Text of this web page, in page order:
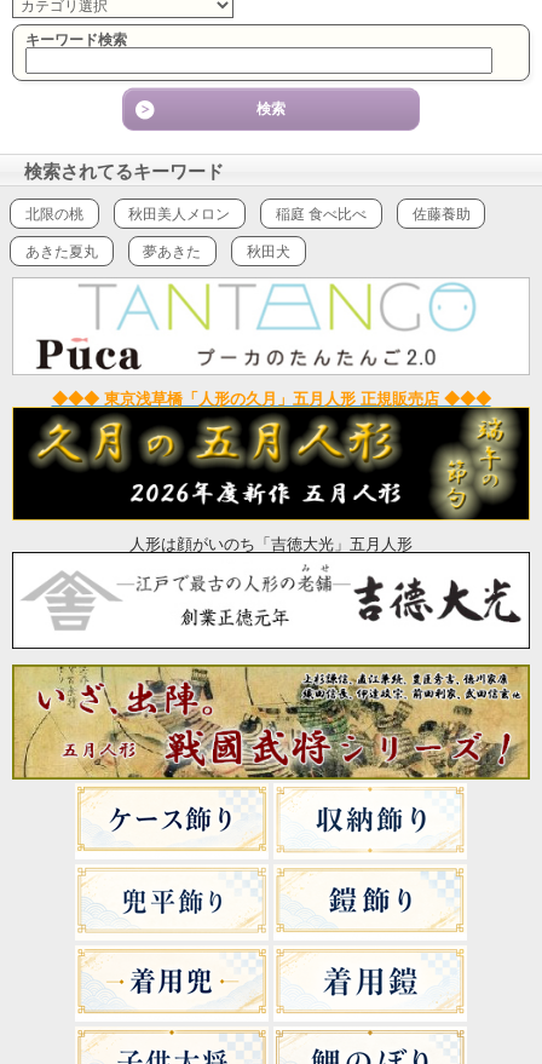
キーワード検索
検索されてるキーワード
北限の桃 秋田美人メロン 稲庭 食べ比べ 佐藤養助
あきた夏丸 夢あきた 秋田犬
◆◆◆ 東京浅草橋「人形の久月」五月人形 正規販売店 ◆◆◆
人形は顔がいのち「吉徳大光」五月人形